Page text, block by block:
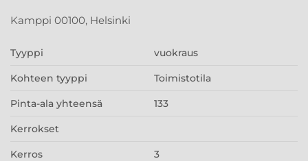
Kamppi 00100, Helsinki
Tyyppi vuokraus
Kohteen tyyppi Toimistotila
Pinta-ala yhteensä 133
Kerrokset
Kerros 3